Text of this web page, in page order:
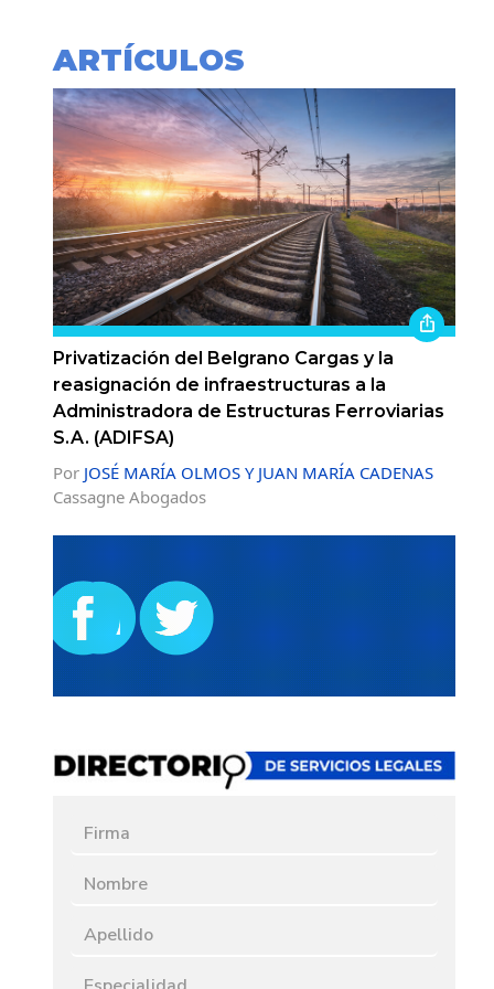
ARTÍCULOS
Privatización del Belgrano Cargas y la
reasignación de infraestructuras a la
Administradora de Estructuras Ferroviarias
S.A. (ADIFSA)
Por JOSÉ MARÍA OLMOS Y JUAN MARÍA CADENAS
Cassagne Abogados